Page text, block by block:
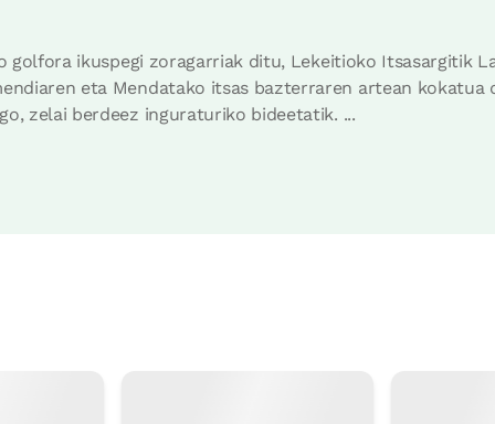
golfora ikuspegi zoragarriak ditu, Lekeitioko Itsasargitik
eta Mendatako itsas bazterraren artean
zelai berdeez inguraturiko bideetatik. ...